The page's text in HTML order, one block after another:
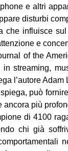
e altri
disturbi
che influisce
e
of the
streaming,
l’autore
può
più
di 4100
chi già